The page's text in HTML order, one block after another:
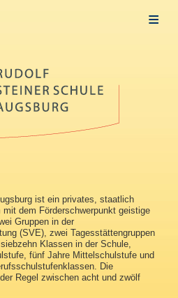
ist ein privates, staatlich
dem Förderschwerpunkt geistige
Gruppen in der
(SVE), zwei Tagesstättengruppen
Klassen in der Schule,
fünf Jahre Mittelschulstufe und
Die
Regel zwischen acht und zwölf